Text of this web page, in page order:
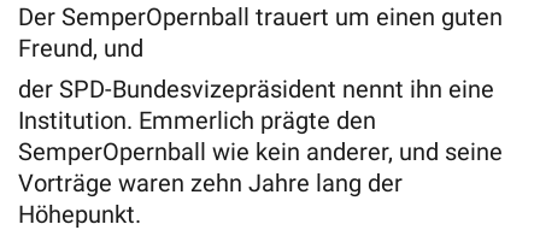
Der SemperOpernball trauert um einen guten
Freund, und
der SPD-Bundesvizepräsident nennt ihn eine
Institution. Emmerlich prägte den
SemperOpernball wie kein anderer, und seine
Vorträge waren zehn Jahre lang der
Höhepunkt.